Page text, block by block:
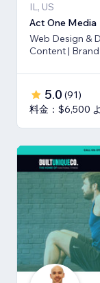
IL, US
Act One Media
Web Design &
Content |
5.0 (91)
料金：$6,500